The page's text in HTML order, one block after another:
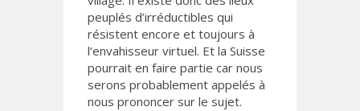
peuplés d’irréductibles qui
résistent encore et toujours à
l’envahisseur virtuel. Et la Suisse
pourrait en faire partie car nous
serons probablement appelés à
nous prononcer sur le sujet.